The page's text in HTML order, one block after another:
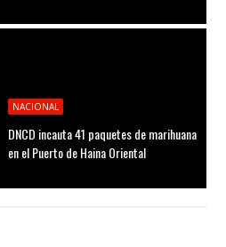
NACIONAL
DNCD incauta 41 paquetes de marihuana
en el Puerto de Haina Oriental